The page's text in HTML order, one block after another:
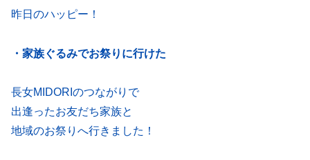
昨日のハッピー！
・家族ぐるみでお祭りに行けた
長女MIDORIのつながりで
出逢ったお友だち家族と
地域のお祭りへ行きました！